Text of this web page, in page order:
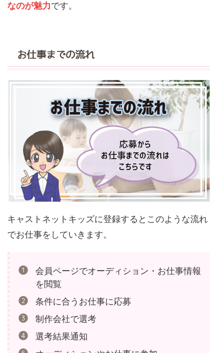
なのが魅力です。
お仕事までの流れ
キャストネットキッズに登録するとこのような流れ
でお仕事をしていきます。
会員ページでオーディション・お仕事情報
を閲覧
条件に合うお仕事に応募
制作会社で選考
選考結果通知